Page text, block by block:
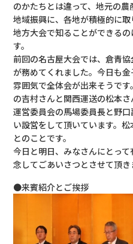
のかたちとは違って、地元の
地域振興に、各地が積極的に
地方大会で知ることができる
す。
前回の名古屋大会では、倉青
が務めてくれました。今日も
雰囲気で全体会が出来そうで
の吉村さんと関西運送の松本
運営委員会の馬場委員長と野
い設営をして頂いています。
とのことです。
今日と明日、みなさんにとっ
念してごあいさつとさせて頂き
●来賓紹介とご挨拶